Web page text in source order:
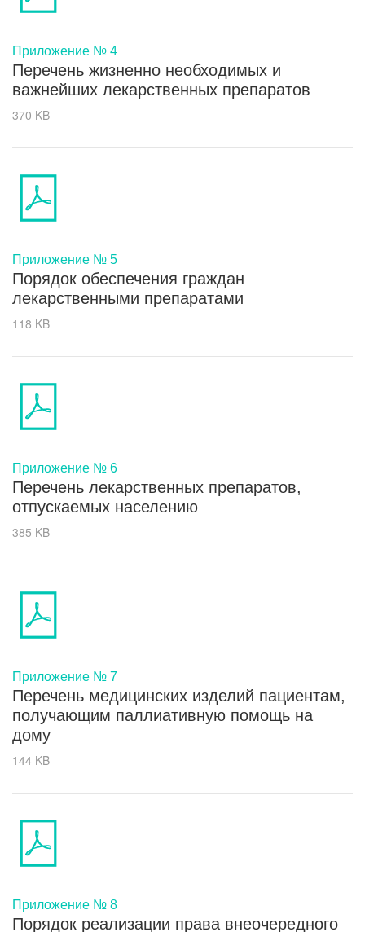
Приложение № 4
Перечень жизненно необходимых и
важнейших лекарственных препаратов
370 KB
Приложение № 5
Порядок обеспечения граждан
лекарственными препаратами
118 KB
Приложение № 6
Перечень лекарственных препаратов,
отпускаемых населению
385 KB
Приложение № 7
Перечень медицинских изделий пациентам,
получающим паллиативную помощь на
дому
144 KB
Приложение № 8
Порядок реализации права внеочередного